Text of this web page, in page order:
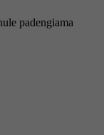
padengiama